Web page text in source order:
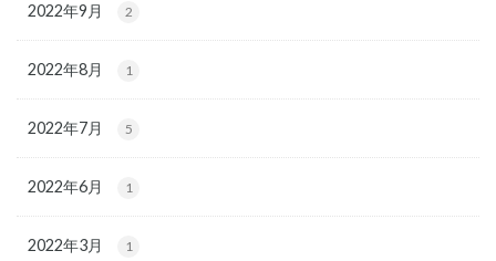
2022年9月 2
2022年8月 1
2022年7月 5
2022年6月 1
2022年3月 1